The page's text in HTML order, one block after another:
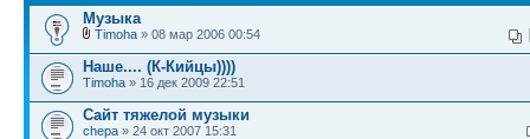
Музыка
Timoha » 08 мар 2006 00:54
Наше.... (К-Кийцы))))
Timoha » 16 дек 2009 22:51
Сайт тяжелой музыки
chepa » 24 окт 2007 15:31